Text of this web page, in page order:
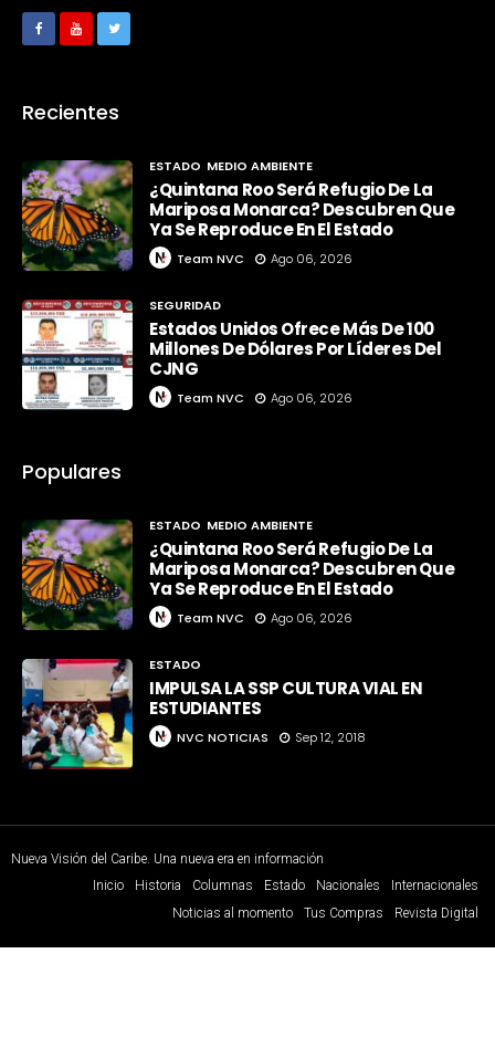
Recientes
ESTADO MEDIO AMBIENTE
¿Quintana Roo Será Refugio De La
Mariposa Monarca? Descubren Que
Ya Se Reproduce En El Estado
Team NVC Ago 06, 2026
SEGURIDAD
Estados Unidos Ofrece Más De 100
Millones De Dólares Por Líderes Del
CJNG
Team NVC Ago 06, 2026
Populares
ESTADO MEDIO AMBIENTE
¿Quintana Roo Será Refugio De La
Mariposa Monarca? Descubren Que
Ya Se Reproduce En El Estado
Team NVC Ago 06, 2026
ESTADO
IMPULSA LA SSP CULTURA VIAL EN
ESTUDIANTES
NVC NOTICIAS Sep 12, 2018
Nueva Visión del Caribe. Una nueva era en información
Inicio
Historia Columnas Estado Nacionales
Internacionales
Noticias al momento
Tus Compras Revista Digital